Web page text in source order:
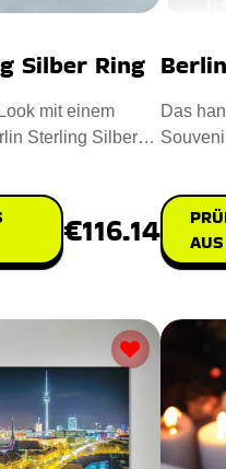
Silber Ring
mit einem
Sterling Silber
€116.14
Das
AUS